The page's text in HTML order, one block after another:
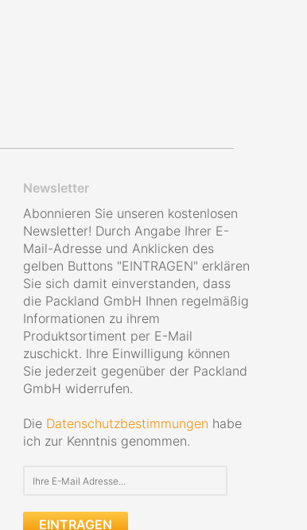
Newsletter
Abonnieren Sie unseren kostenlosen
Newsletter! Durch Angabe Ihrer E-
Mail-Adresse und Anklicken des
gelben Buttons "EINTRAGEN" erklären
Sie sich damit einverstanden, dass
die Packland GmbH Ihnen regelmäßig
Informationen zu ihrem
Produktsortiment per E-Mail
zuschickt. Ihre Einwilligung können
Sie jederzeit gegenüber der Packland
GmbH widerrufen.
Die Datenschutzbestimmungen habe
ich zur Kenntnis genommen.
EINTRAGEN